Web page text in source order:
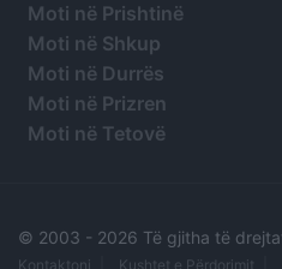
Moti në Prishtinë
Moti në Shkup
Moti në Durrës
Moti në Prizren
Moti në Tetovë
© 2003 - 2026 Të gjitha të
Kontaktoni Kushtet e Përdorimit